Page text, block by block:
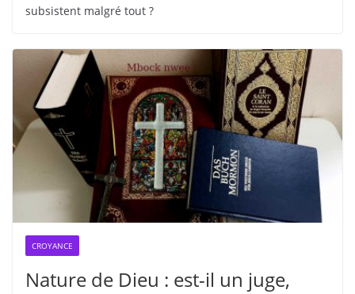
subsistent malgré tout ?
CROYANCE
Nature de Dieu : est-il un juge,